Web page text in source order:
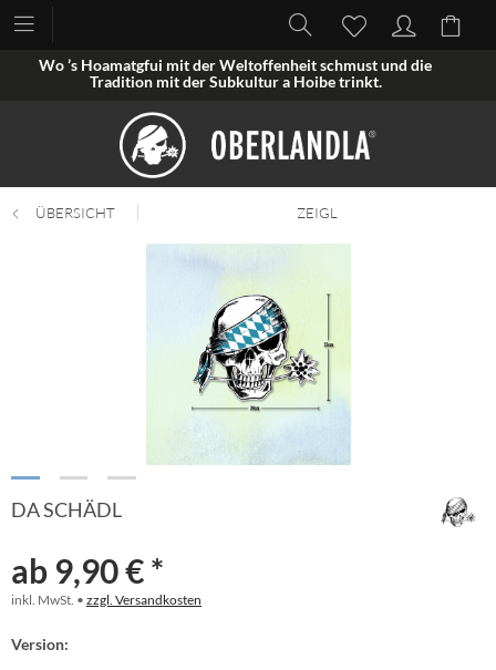
Wo ’s Hoamatgfui mit der Weltoffenheit schmust und die
Tradition mit der Subkultur a Hoibe trinkt.
ÜBERSICHT ZEIGL
DA SCHÄDL
ab 9,90 € *
inkl. MwSt. • zzgl. Versandkosten
Version: